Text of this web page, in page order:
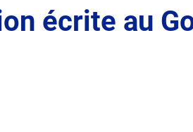
écrite au